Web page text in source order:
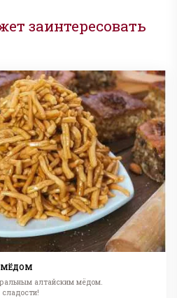
заинтересовать
МЁДОМ
алтайским мёдом.